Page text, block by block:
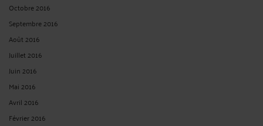
Octobre 2016
Septembre 2016
Août 2016
Juillet 2016
Juin 2016
Mai 2016
Avril 2016
Février 2016